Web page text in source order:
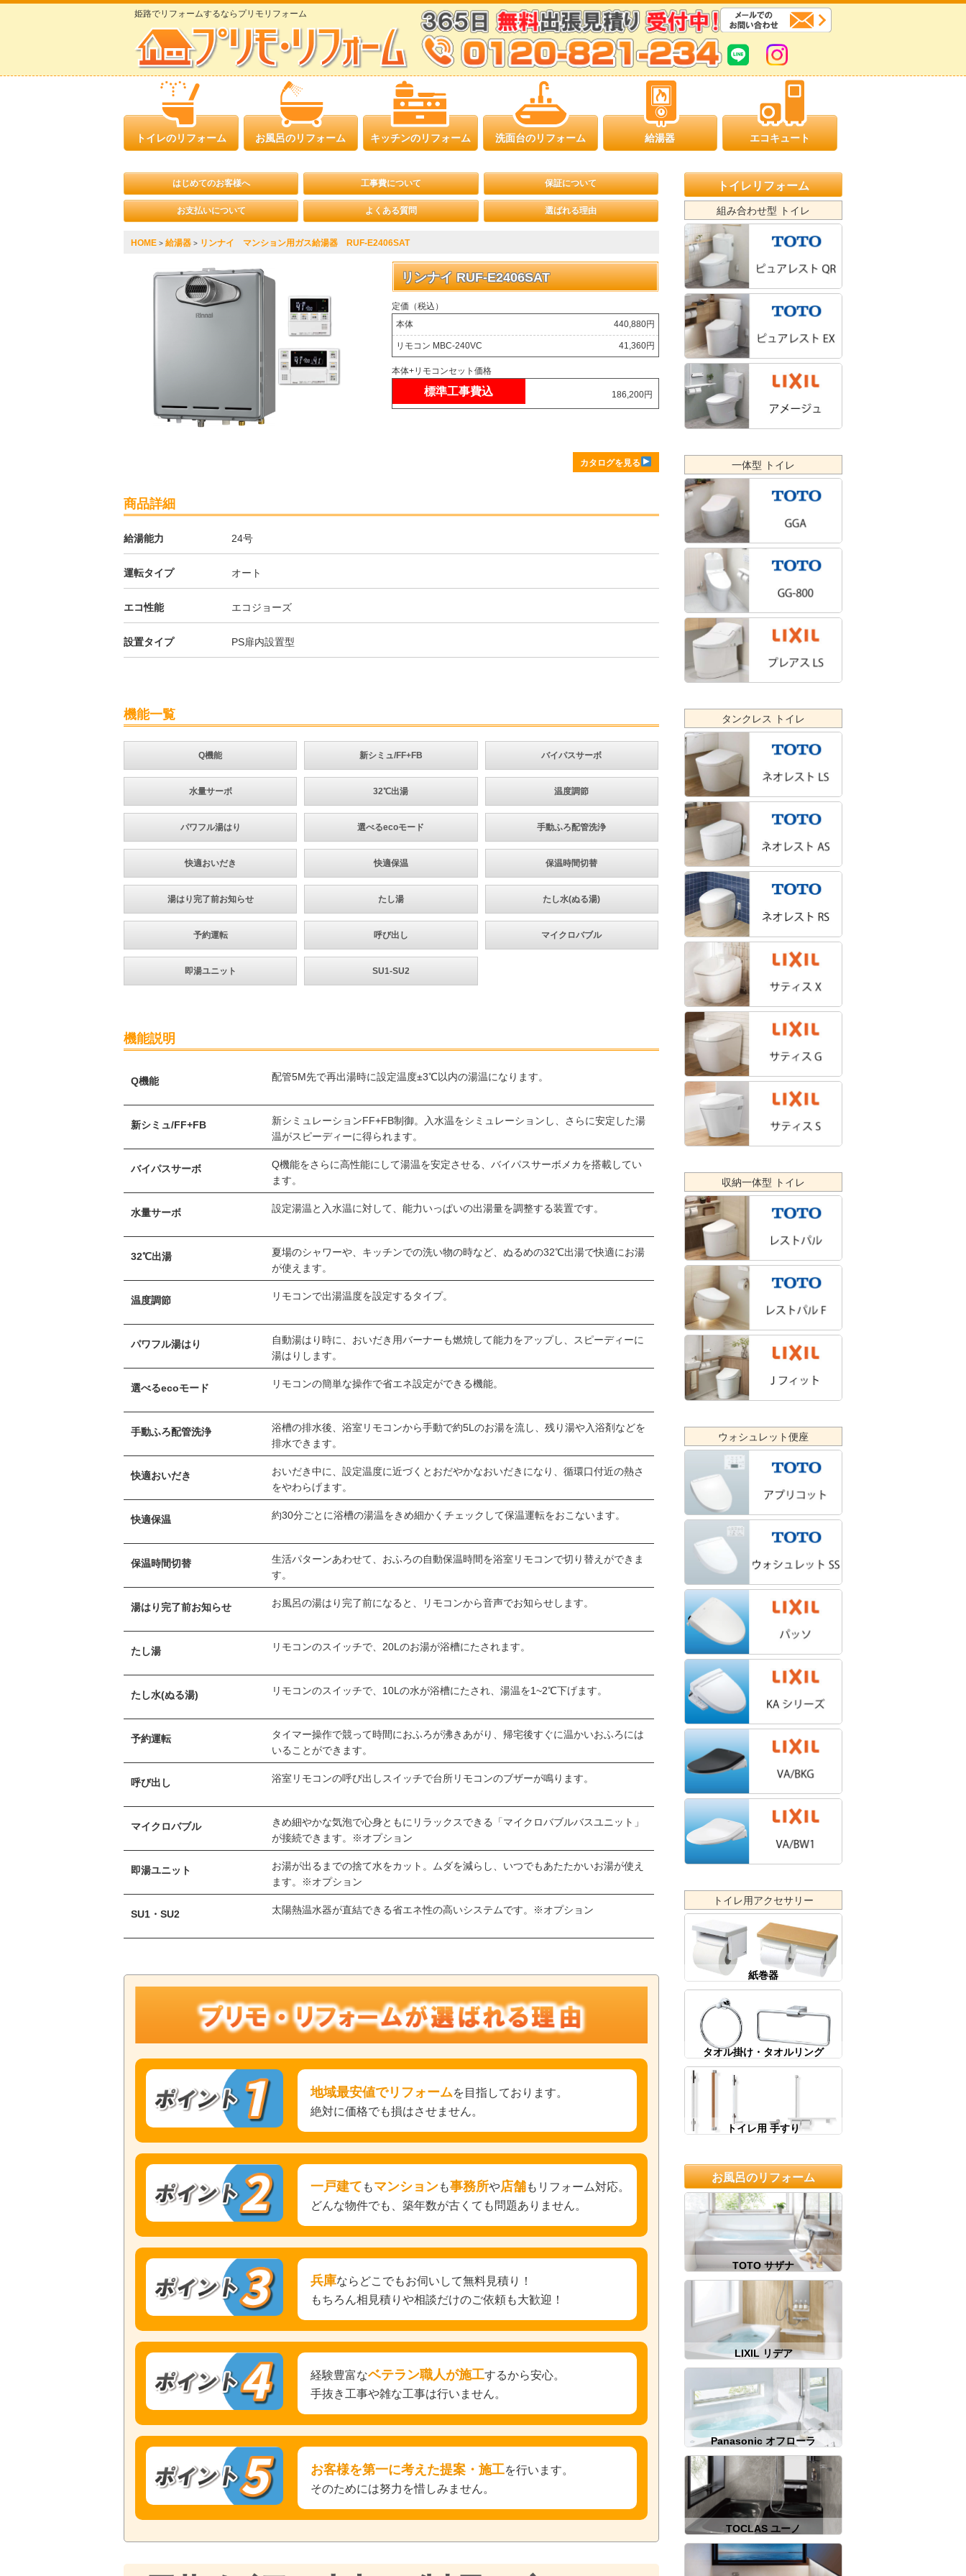
姫路でリフォームするならプリモリフォーム
トイレのリフォーム お風呂のリフォーム キッチンのリフォーム 洗面台のリフォーム 給湯器 エコキュート
はじめてのお客様へ 工事費について 保証について
お支払いについて よくある質問 選ばれる理由
HOME > 給湯器 > リンナイ マンション用ガス給湯器 RUF-E2406SAT
リンナイ RUF-E2406SAT
定価（税込）
本体
440,880円
リモコン MBC-240VC 41,360円
本体+リモコンセット価格
標準工事費込 186,200円
カタログを見る
商品詳細
給湯能力 24号
運転タイプ オート
エコ性能 エコジョーズ
設置タイプ PS扉内設置型
機能一覧
Q機能 新シミュ/FF+FB バイパスサーボ
水量サーボ 32℃出湯 温度調節
パワフル湯はり 選べるecoモード 手動ふろ配管洗浄
快適おいだき 快適保温 保温時間切替
湯はり完了前お知らせ たし湯 たし水(ぬる湯)
予約運転 呼び出し マイクロバブル
即湯ユニット SU1-SU2
機能説明
Q機能 配管5M先で再出湯時に設定温度±3℃以内の湯温になります。
新シミュ/FF+FB
新シミュレーションFF+FB制御。入水温をシミュレーションし、さらに安定した湯
温がスピーディーに得られます。
バイパスサーボ
Q機能をさらに高性能にして湯温を安定させる、バイパスサーボメカを搭載してい
ます。
水量サーボ 設定湯温と入水温に対して、能力いっぱいの出湯量を調整する装置です。
32℃出湯
夏場のシャワーや、キッチンでの洗い物の時など、ぬるめの32℃出湯で快適にお湯
が使えます。
温度調節 リモコンで出湯温度を設定するタイプ。
パワフル湯はり
自動湯はり時に、おいだき用バーナーも燃焼して能力をアップし、スピーディーに
湯はりします。
選べるecoモード リモコンの簡単な操作で省エネ設定ができる機能。
手動ふろ配管洗浄
浴槽の排水後、浴室リモコンから手動で約5Lのお湯を流し、残り湯や入浴剤などを
排水できます。
快適おいだき
おいだき中に、設定温度に近づくとおだやかなおいだきになり、循環口付近の熱さ
をやわらげます。
快適保温 約30分ごとに浴槽の湯温をきめ細かくチェックして保温運転をおこないます。
保温時間切替
生活パターンあわせて、おふろの自動保温時間を浴室リモコンで切り替えができま
す。
湯はり完了前お知らせ お風呂の湯はり完了前になると、リモコンから音声でお知らせします。
たし湯 リモコンのスイッチで、20Lのお湯が浴槽にたされます。
たし水(ぬる湯) リモコンのスイッチで、10Lの水が浴槽にたされ、湯温を1~2℃下げます。
予約運転
タイマー操作で競って時間におふろが沸きあがり、帰宅後すぐに温かいおふろには
いることができます。
呼び出し 浴室リモコンの呼び出しスイッチで台所リモコンのブザーが鳴ります。
マイクロバブル
きめ細やかな気泡で心身ともにリラックスできる「マイクロバブルバスユニット」
が接続できます。※オプション
即湯ユニット
お湯が出るまでの捨て水をカット。ムダを減らし、いつでもあたたかいお湯が使え
ます。※オプション
SU1・SU2 太陽熱温水器が直結できる省エネ性の高いシステムです。※オプション
地域最安値でリフォームを目指しております。
絶対に価格でも損はさせません。
一戸建て もマンションも事務所や店舗もリフォーム対応。
どんな物件でも、築年数が古くても問題ありません。
兵庫ならどこでもお伺いして無料見積り！
もちろん相見積りや相談だけのご依頼も大歓迎！
経験豊富なベテラン職人が施工するから安心。
手抜き工事や雑な工事は行いません。
お客様を第一に考えた提案・施工を行います。
そのためには努力を惜しみません。
トイレリフォーム
組み合わせ型 トイレ
一体型 トイレ
タンクレス トイレ
収納一体型 トイレ
ウォシュレット便座
トイレ用アクセサリー
紙巻器
タオル掛け・タオルリング
トイレ用 手すり
お風呂のリフォーム
TOTO サザナ
LIXIL リデア
Panasonic オフローラ
TOCLAS ユーノ